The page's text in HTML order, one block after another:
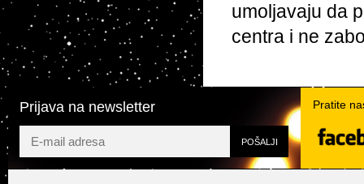
umoljavaju da
centra i ne
Prijava na newsletter Pratite
Facebook YouTube